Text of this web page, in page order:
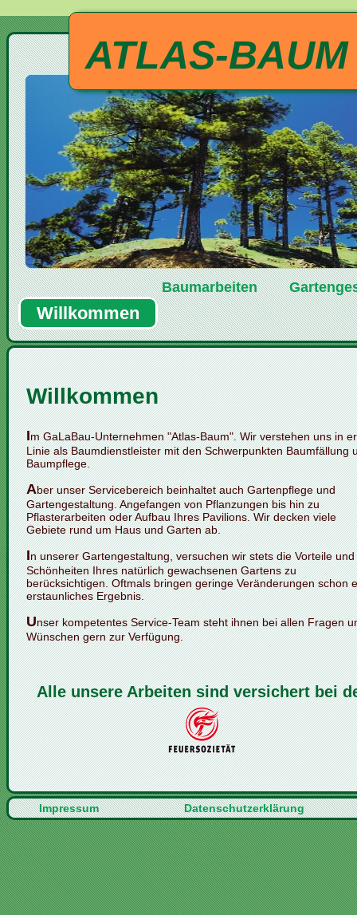
ATLAS-BAUM
Willkommen
Baumarbeiten
Willkommen
Im GaLaBau-Unternehmen "Atlas-Baum". Wir verstehen uns in
Linie als Baumdienstleister mit den Schwerpunkten Baumfällung
Baumpflege.
Aber unser Servicebereich beinhaltet auch Gartenpflege und
Gartengestaltung. Angefangen von Pflanzungen bis hin zu
Pflasterarbeiten oder Aufbau Ihres Pavilions. Wir decken viele
Gebiete rund um Haus und Garten ab.
In unserer Gartengestaltung, versuchen wir stets die Vorteile und
Schönheiten Ihres natürlich gewachsenen Gartens zu
berücksichtigen. Oftmals bringen geringe Veränderungen schon
erstaunliches Ergebnis.
Unser kompetentes Service-Team steht ihnen bei allen Fragen
Wünschen gern zur Verfügung.
Alle unsere Arbeiten sind versichert bei
Impressum Datenschutzerklärung